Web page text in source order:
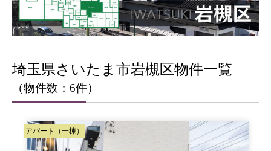
埼玉県さいたま市岩槻区物件一覧
（物件数：6件）
アパート（一棟）